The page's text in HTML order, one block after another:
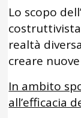
Lo scopo
costruttivista
realtà
creare
In ambito
all’efficacia